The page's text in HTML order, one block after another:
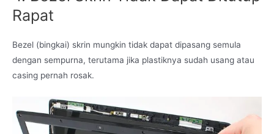
Rapat
Bezel (bingkai) skrin mungkin tidak dapat dipasang semula
dengan sempurna, terutama jika plastiknya sudah usang atau
casing pernah rosak.